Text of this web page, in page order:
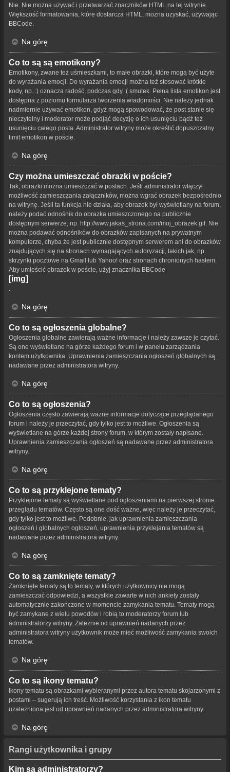
Nie. Nie można używać i przetwarzać znaczników HTML na tej witrynie.
Większość formatowania, które dostarcza HTML, można uzyskać, używając
BBCode.
Na górę
Co to są są emotikony?
Emotikony, zwane też uśmieszkami, to małe obrazki, które mogą być użyte
do wyrażania emocji. Do wyrażania emocji można też stosować krótkie
kody, np. :) oznacza radość, podczas gdy :( smutek. Pełna lista emotikon jest
dostępna z poziomu formularza tworzenia wiadomości. Nie należy jednak
nadmiernie używać emotikon, gdyż mogą spowodować, że post stanie się
nieczytelny i moderator może podjąć decyzję o ich usunięciu bądź też
usunięciu całego posta. Administrator witryny może określić dopuszczalny
limit emotikon w poście.
Na górę
Czy można umieszczać obrazki w poście?
Tak, obrazki można umieszczać w postach. Jeśli administrator włączył
możliwość zamieszczania załączników, można wgrać obrazek bezpośrednio
na witrynę. Jeśli ta funkcja nie działa, aby obrazek był wyświetlany na forum,
należy podać odnośnik do obrazka umieszczonego na publicznie
dostępnym serwerze, np. http://www.jakas_strona.com/moj_obrazek.gif. Nie
można podawać odnośników do obrazków zapisanych na prywatnym
komputerze, chyba że jest publicznie dostępnym serwerem ani do obrazków
znajdujących się na stronach wymagających autoryzacji, takich jak, np.
skrzynki pocztowe na Gmail lub Yahoo! oraz stronach chronionych hasłem.
Aby umieścić obrazek w poście, użyj znacznika BBCode
[img]
Na górę
Co to są ogłoszenia globalne?
Ogłoszenia globalne zawierają ważne informacje i należy zawsze je czytać.
Są one wyświetlane na górze każdego forum i w panelu zarządzania
kontem użytkownika. Uprawnienia zamieszczania ogłoszeń globalnych są
nadawane przez administratora witryny.
Na górę
Co to są ogłoszenia?
Ogłoszenia często zawierają ważne informacje dotyczące przeglądanego
forum i należy je przeczytać, gdy tylko jest to możliwe. Ogłoszenia są
wyświetlane na górze każdej strony forum, w którym zostały napisane.
Uprawnienia zamieszczania ogłoszeń są nadawane przez administratora
witryny.
Na górę
Co to są przyklejone tematy?
Przyklejone tematy są wyświetlane pod ogłoszeniami na pierwszej stronie
przeglądu tematów. Często są one dość ważne, więc należy je przeczytać,
gdy tylko jest to możliwe. Podobnie, jak uprawnienia zamieszczania
ogłoszeń i globalnych ogłoszeń, uprawnienia przyklejania tematów są
nadawane przez administratora witryny.
Na górę
Co to są zamknięte tematy?
Zamknięte tematy są to tematy, w których użytkownicy nie mogą
zamieszczać odpowiedzi, a wszystkie zawarte w nich ankiety zostały
automatycznie zakończone w momencie zamykania tematu. Tematy mogą
być zamykane z wielu powodów i robią to moderatorzy forum lub
administratorzy witryny. Zależnie od uprawnień nadanych przez
administratora witryny użytkownik może mieć możliwość zamykania swoich
tematów.
Na górę
Co to są ikony tematu?
Ikony tematu są obrazkami wybieranymi przez autora tematu skojarzonymi z
postami – sugerują ich treść. Możliwość korzystania z ikon tematu
uzależniona jest od uprawnień nadanych przez administratora witryny.
Na górę
Rangi użytkownika i grupy
Kim są administratorzy?